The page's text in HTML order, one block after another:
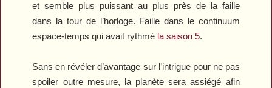
et semble plus puissant au plus près de la faille
dans la tour de l’horloge. Faille dans le continuum
espace-temps qui avait rythmé la saison 5.
Sans en révéler d’avantage sur l’intrigue pour ne pas
spoiler outre mesure, la planète sera assiégé afin